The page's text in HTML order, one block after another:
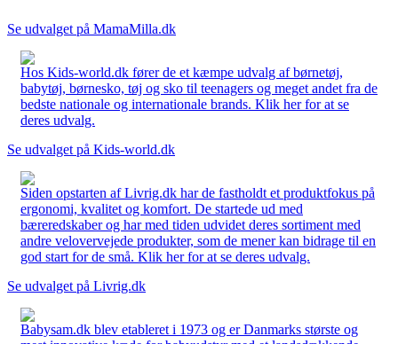
Se udvalget på MamaMilla.dk
Hos Kids-world.dk fører de et kæmpe udvalg af børnetøj,
babytøj, børnesko, tøj og sko til teenagers og meget andet fra de
bedste nationale og internationale brands. Klik her for at se
deres udvalg.
Se udvalget på Kids-world.dk
Siden opstarten af Livrig.dk har de fastholdt et produktfokus på
ergonomi, kvalitet og komfort. De startede ud med
bæreredskaber og har med tiden udvidet deres sortiment med
andre velovervejede produkter, som de mener kan bidrage til en
god start for de små. Klik her for at se deres udvalg.
Se udvalget på Livrig.dk
Babysam.dk blev etableret i 1973 og er Danmarks største og